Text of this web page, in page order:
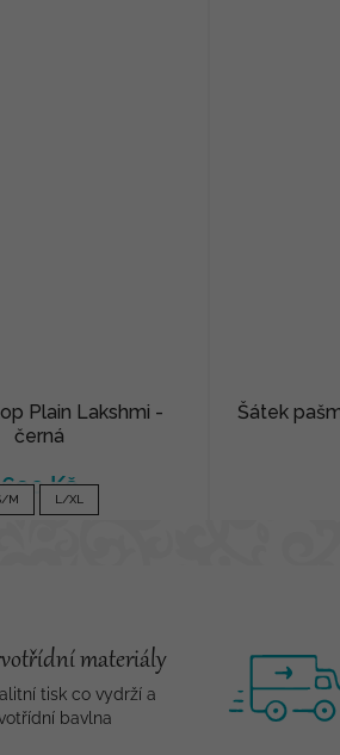
Plain Lakshmi -
černá
690 Kč
M L/XL
Šátek
materiály
tisk co vydrží a
bavlna